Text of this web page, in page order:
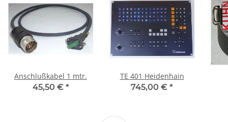
Anschlußkabel 1 mtr.
45,50 € *
TE 401 Heidenhain
745,00 € *